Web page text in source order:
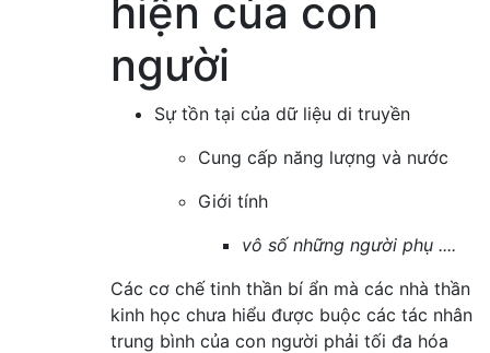
hiện của con
người
Sự tồn tại của dữ liệu di truyền
Cung cấp năng lượng và nước
Giới tính
vô số những người phụ ....
Các cơ chế tinh thần bí ẩn mà các nhà thần
kinh học chưa hiểu được buộc các tác nhân
trung bình của con người phải tối đa hóa